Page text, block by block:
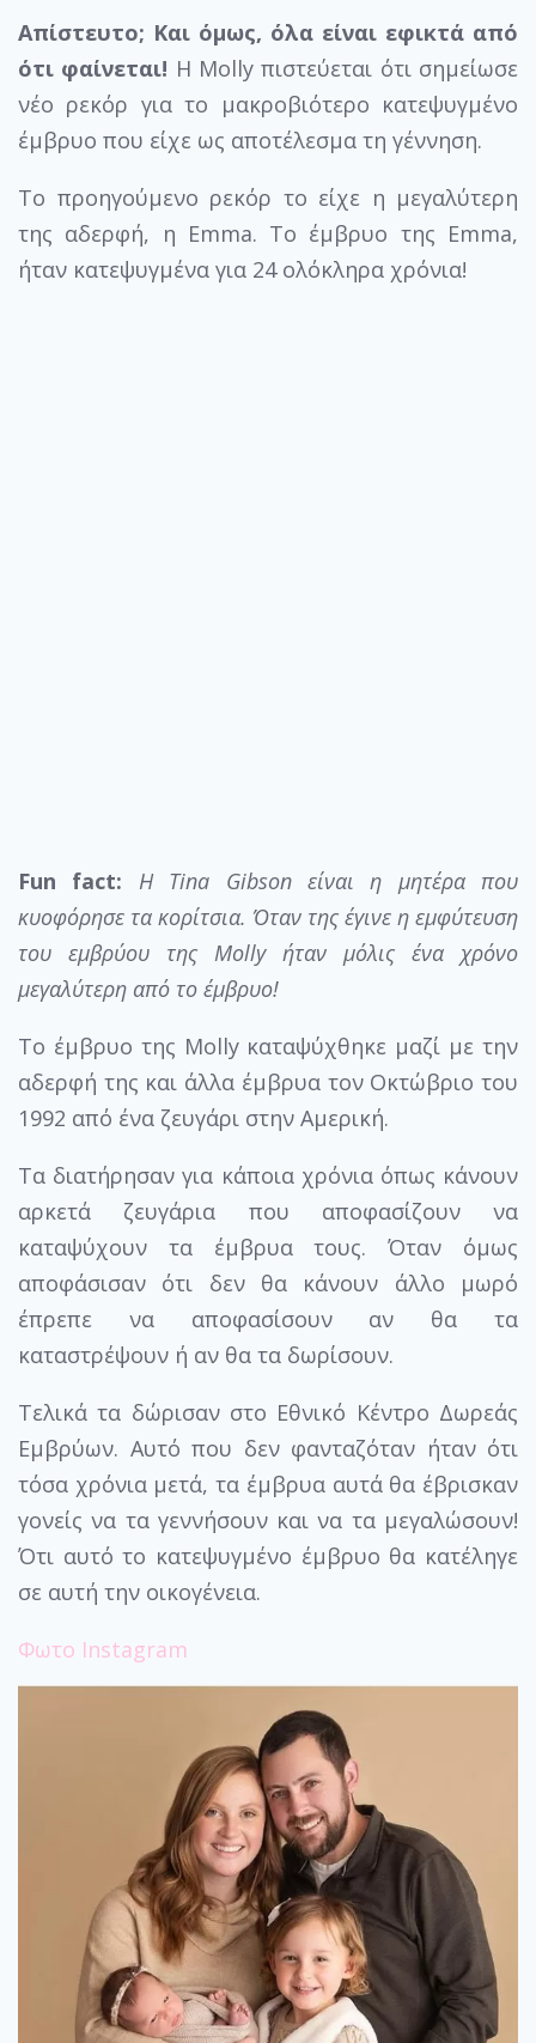
Απίστευτο; Και όμως, όλα είναι εφικτά από
ότι φαίνεται! Η Molly πιστεύεται ότι σημείωσε
νέο ρεκόρ για το μακροβιότερο κατεψυγμένο
έμβρυο που είχε ως αποτέλεσμα τη γέννηση.
Το προηγούμενο ρεκόρ το είχε η μεγαλύτερη
της αδερφή, η Emma. Το έμβρυο της Emma,
ήταν κατεψυγμένα για 24 ολόκληρα χρόνια!
Fun fact:
Η Tina Gibson είναι η μητέρα που
κυοφόρησε τα κορίτσια. Όταν της έγινε η εμφύτευση
του εμβρύου της Molly ήταν μόλις ένα χρόνο
μεγαλύτερη από το έμβρυο!
Το έμβρυο της Molly καταψύχθηκε μαζί με την
αδερφή της και άλλα έμβρυα τον Οκτώβριο του
1992 από ένα ζευγάρι στην Αμερική.
Τα διατήρησαν για κάποια χρόνια όπως κάνουν
αρκετά ζευγάρια που αποφασίζουν να
καταψύχουν τα έμβρυα τους. Όταν όμως
αποφάσισαν ότι δεν θα κάνουν άλλο μωρό
έπρεπε να αποφασίσουν αν θα τα
καταστρέψουν ή αν θα τα δωρίσουν.
Τελικά τα δώρισαν στο Εθνικό Κέντρο Δωρεάς
Εμβρύων. Αυτό που δεν φανταζόταν ήταν ότι
τόσα χρόνια μετά, τα έμβρυα αυτά θα έβρισκαν
γονείς να τα γεννήσουν και να τα μεγαλώσουν!
Ότι αυτό το κατεψυγμένο έμβρυο θα κατέληγε
σε αυτή την οικογένεια.
Φωτο Instagram